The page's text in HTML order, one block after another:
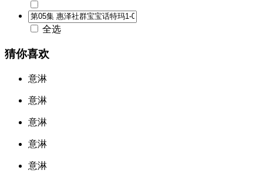
全选
猜你喜欢
意淋
意淋
意淋
意淋
意淋